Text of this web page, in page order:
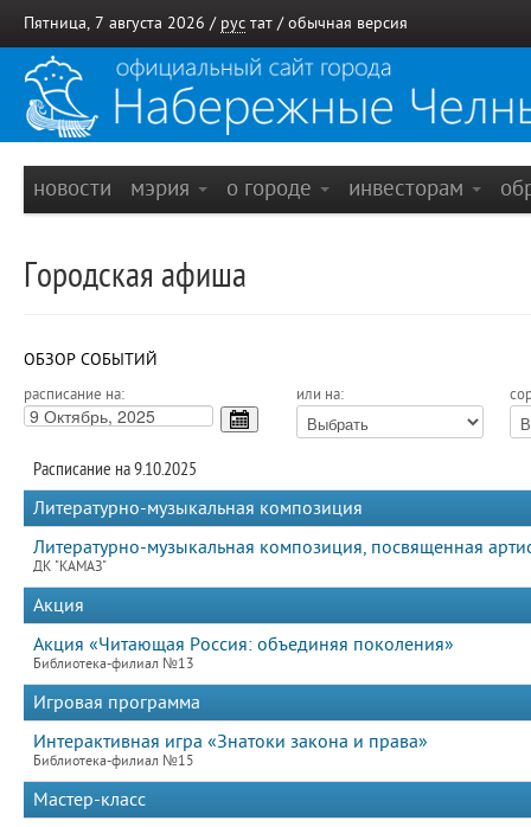
Пятница, 7 августа 2026 / рус тат / обычная версия
новости мэрия о городе инвесторам
Городская афиша
ОБЗОР СОБЫТИЙ
расписание на: или на:
Расписание на 9.10.2025
Литературно-музыкальная композиция
Литературно-музыкальная композиция, посвященная
ДК "КАМАЗ"
Акция
Акция «Читающая Россия: объединяя поколения»
Библиотека-филиал №13
Игровая программа
Интерактивная игра «Знатоки закона и права»
Библиотека-филиал №15
Мастер-класс